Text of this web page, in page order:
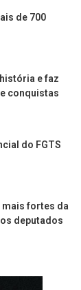
de 700
e faz
conquistas
do FGTS
mais fortes da
deputados